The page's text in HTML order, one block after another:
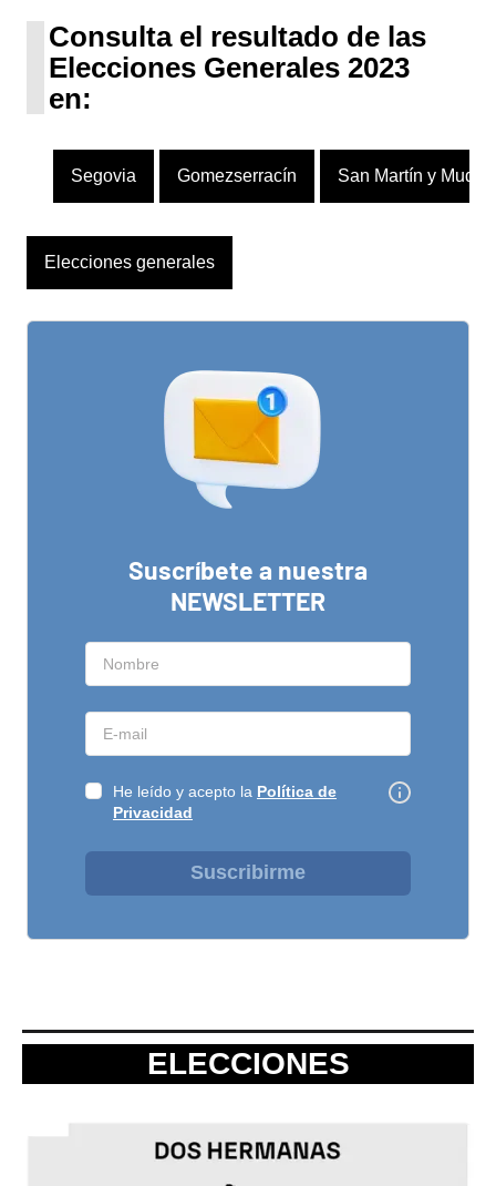
Consulta el resultado de las
Elecciones Generales 2023
en:
Segovia Gomezserracín San Martín y
Elecciones generales
Suscríbete a nuestra
NEWSLETTER
He leído y acepto la Política de
Privacidad
Suscribirme
ELECCIONES